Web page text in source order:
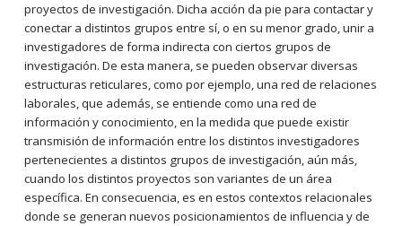
proyectos de investigación. Dicha acción da pie para contactar y
conectar a distintos grupos entre sí, o en su menor grado, unir a
investigadores de forma indirecta con ciertos grupos de
investigación. De esta manera, se pueden observar diversas
estructuras reticulares, como por ejemplo, una red de relaciones
laborales, que además, se entiende como una red de
información y conocimiento, en la medida que puede existir
transmisión de información entre los distintos investigadores
pertenecientes a distintos grupos de investigación, aún más,
cuando los distintos proyectos son variantes de un área
específica. En consecuencia, es en estos contextos relacionales
donde se generan nuevos posicionamientos de influencia y de